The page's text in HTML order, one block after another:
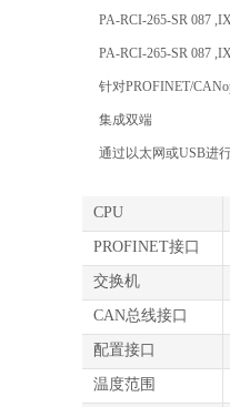
PA-RCI-265-SR 087
PA-RCI-265-SR 087
针对PROFINET/
集成双端
通过以太网或USB进
CPU
PROFINET接口
交换机
CAN总线接口
配置接口
温度范围